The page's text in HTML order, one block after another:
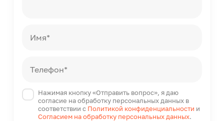
Имя*
Телефон*
Нажимая кнопку «Отправить вопрос», я даю
согласие на обработку персональных данных в
соответствии с Политикой конфиденциальности и
Согласием на обработку персональных данных.